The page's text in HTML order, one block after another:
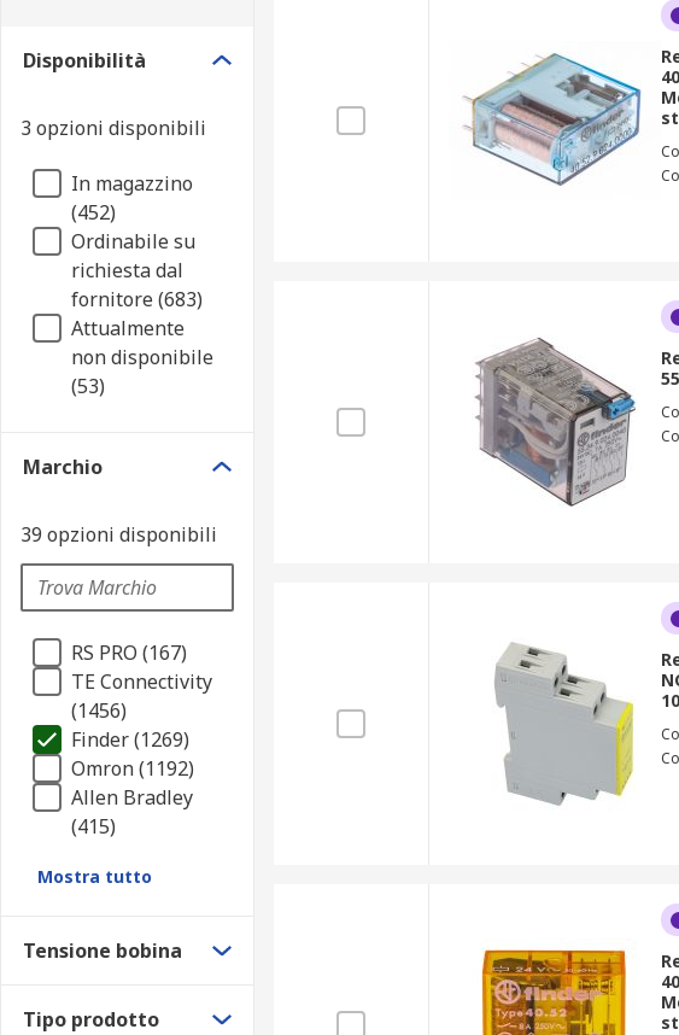
Disponibilità
3 opzioni disponibili
In magazzino
(452)
Ordinabile su
richiesta dal
fornitore (683)
Attualmente
non disponibile
(53)
Marchio
39 opzioni disponibili
RS PRO (167)
TE Connectivity
(1456)
Finder (1269)
Omron (1192)
Allen Bradley
(415)
Mostra tutto
Tensione bobina
Tipo prodotto